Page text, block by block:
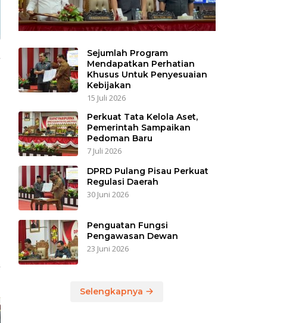
Sejumlah Program
Mendapatkan Perhatian
Khusus Untuk Penyesuaian
Kebijakan
15 Juli 2026
Perkuat Tata Kelola Aset,
Pemerintah Sampaikan
Pedoman Baru
7 Juli 2026
DPRD Pulang Pisau Perkuat
Regulasi Daerah
30 Juni 2026
Penguatan Fungsi
Pengawasan Dewan
23 Juni 2026
Selengkapnya